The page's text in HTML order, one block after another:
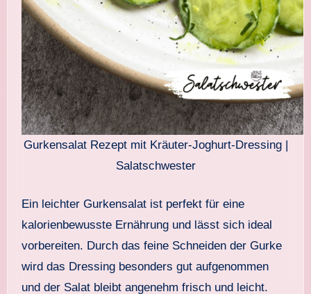
Gurkensalat Rezept mit Kräuter-Joghurt-Dressing |
Salatschwester
Ein leichter Gurkensalat ist perfekt für eine
kalorienbewusste Ernährung und lässt sich ideal
vorbereiten. Durch das feine Schneiden der Gurke
wird das Dressing besonders gut aufgenommen
und der Salat bleibt angenehm frisch und leicht.